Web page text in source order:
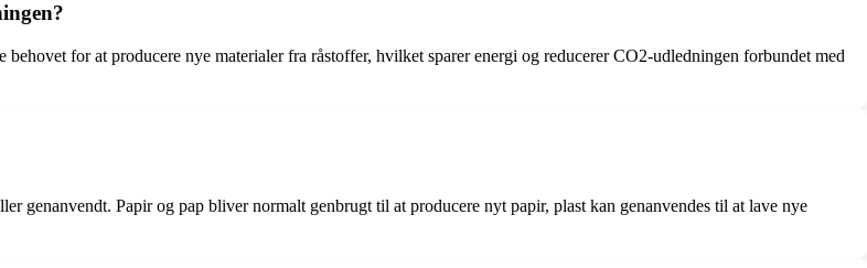
for at producere nye materialer fra råstoffer, hvilket sparer energi og reducerer CO2-udledningen forbundet med
genanvendt. Papir og pap bliver normalt genbrugt til at producere nyt papir, plast kan genanvendes til at lave nye